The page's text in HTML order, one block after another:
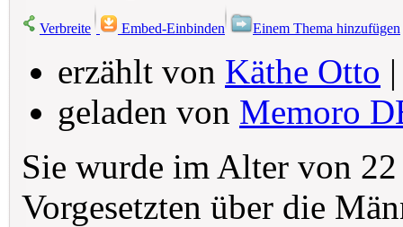
Verbreite Embed-Einbinden Einem Thema hinzufügen
erzählt von Käthe Otto
geladen von Memoro
Sie wurde im Alter von
Vorgesetzten über die